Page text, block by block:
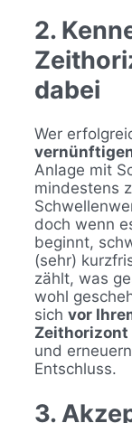
2.
dabei
Wer
Anlage mit
mindestens
doch wenn
beginnt,
(sehr)
zählt, was
wohl
sich vor
Zeithorizont
und
Entschluss.
3.